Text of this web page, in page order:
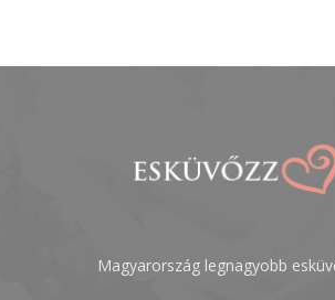
Magyarország legnagyobb